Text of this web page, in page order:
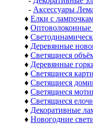
- Аксессуары
♦ Елки с
♦ Оптоволоконные
♦
♦ Деревянные
♦ Светящиеся
♦ Деревянные
♦ Светящиеся
♦ Светящиеся
♦ Светящиеся
♦ Светящиеся
♦ Декоративные
♦ Новогодние